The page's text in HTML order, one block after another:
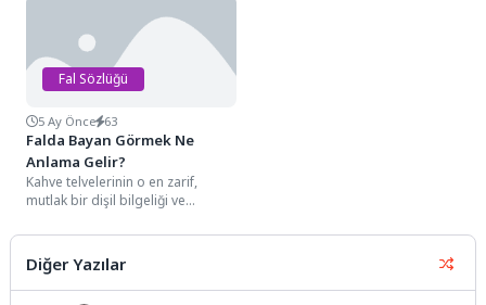
Fal Sözlüğü
5 Ay Önce 63
Falda Bayan Görmek Ne
Anlama Gelir?
Kahve telvelerinin o en zarif,
mutlak bir dişil bilgeliği ve
simgeleyen detayları...
Diğer Yazılar